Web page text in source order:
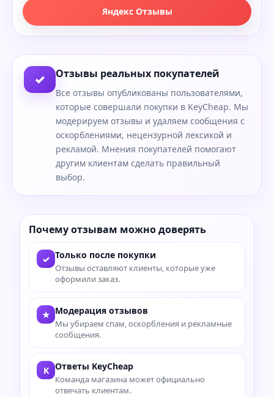
Яндекс Отзывы
✓ Отзывы реальных покупателей
Все отзывы опубликованы пользователями,
которые совершали покупки в KeyCheap. Мы
модерируем отзывы и удаляем сообщения с
оскорблениями, нецензурной лексикой и
рекламой. Мнения покупателей помогают
другим клиентам сделать правильный
выбор.
Почему отзывам можно доверять
✓ Только после покупки
Отзывы оставляют клиенты, которые уже
оформили заказ.
★ Модерация отзывов
Мы убираем спам, оскорбления и рекламные
сообщения.
K Ответы KeyCheap
Команда магазина может официально
отвечать клиентам.